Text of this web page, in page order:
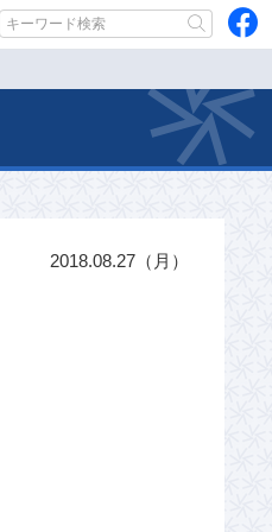
2018.08.27（月）